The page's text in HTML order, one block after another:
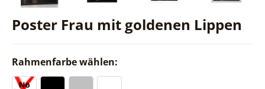
Poster Frau mit goldenen Lippen
Rahmenfarbe wählen: